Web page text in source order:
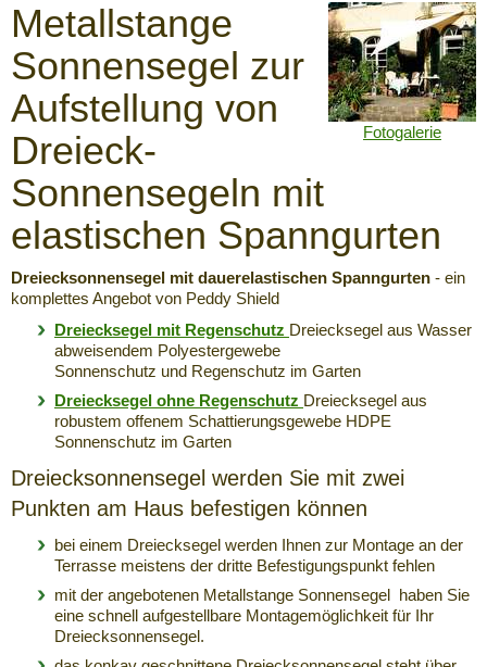
Fotogalerie
Metallstange
Sonnensegel zur
Aufstellung von
Dreieck-
Sonnensegeln mit
elastischen Spanngurten
Dreiecksonnensegel mit dauerelastischen Spanngurten - ein
komplettes Angebot von Peddy Shield
Dreiecksegel mit Regenschutz Dreiecksegel aus Wasser
abweisendem Polyestergewebe
Sonnenschutz und Regenschutz im Garten
Dreiecksegel ohne Regenschutz Dreiecksegel aus
robustem offenem Schattierungsgewebe HDPE
Sonnenschutz im Garten
Dreiecksonnensegel werden Sie mit zwei
Punkten am Haus befestigen können
bei einem Dreiecksegel werden Ihnen zur Montage an der
Terrasse meistens der dritte Befestigungspunkt fehlen
mit der angebotenen Metallstange Sonnensegel haben Sie
eine schnell aufgestellbare Montagemöglichkeit für Ihr
Dreiecksonnensegel.